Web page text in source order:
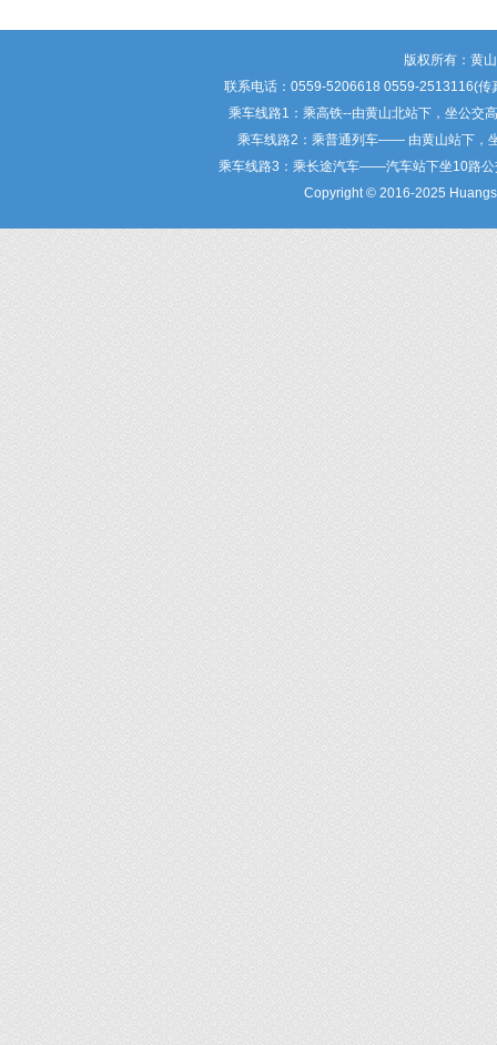
版权所有：
联系电话：0559-5206618 0559-2513116(
乘车线路1：乘高铁--由黄山北站下，坐公交
乘车线路2：乘普通列车—— 由黄山站下，
乘车线路3：乘长途汽车——汽车站下坐10路公
Copyright © 2016-2025